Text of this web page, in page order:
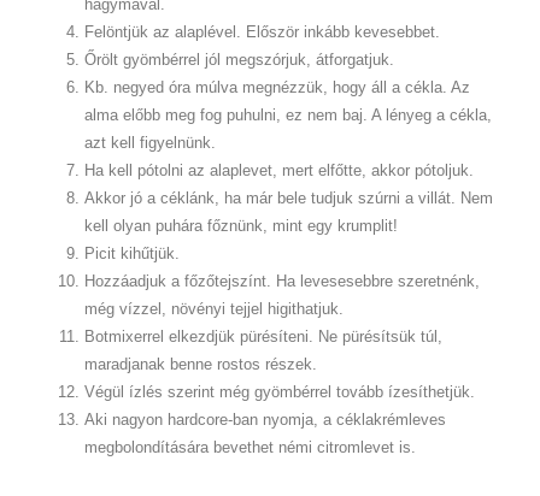
hagymával.
Felöntjük az alaplével. Először inkább kevesebbet.
Őrölt gyömbérrel jól megszórjuk, átforgatjuk.
Kb. negyed óra múlva megnézzük, hogy áll a cékla. Az
alma előbb meg fog puhulni, ez nem baj. A lényeg a cékla,
azt kell figyelnünk.
Ha kell pótolni az alaplevet, mert elfőtte, akkor pótoljuk.
Akkor jó a céklánk, ha már bele tudjuk szúrni a villát. Nem
kell olyan puhára főznünk, mint egy krumplit!
Picit kihűtjük.
Hozzáadjuk a főzőtejszínt. Ha levesesebbre szeretnénk,
még vízzel, növényi tejjel higithatjuk.
Botmixerrel elkezdjük pürésíteni. Ne pürésítsük túl,
maradjanak benne rostos részek.
Végül ízlés szerint még gyömbérrel tovább ízesíthetjük.
Aki nagyon hardcore-ban nyomja, a céklakrémleves
megbolondítására bevethet némi citromlevet is.